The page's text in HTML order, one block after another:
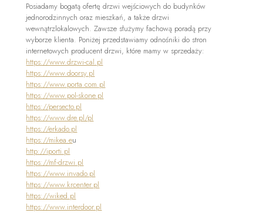
Posiadamy bogatą ofertę drzwi wejściowych do budynków
jednorodzinnych oraz mieszkań, a także drzwi
wewnątrzlokalowych. Zawsze służymy fachową poradą przy
wyborze klienta. Poniżej przedstawiamy odnośniki do stron
internetowych producent drzwi, które mamy w sprzedaży:
https://www.drzwi-cal.pl
https://www.doorsy.pl
https://www.porta.com.pl
https://www.pol-skone.pl
https://persecto.pl
https://www.dre.pl/pl
https://erkado.pl
https://mikea.eu
http://iporti.pl
https://mf-drzwi.pl
https://www.invado.pl
https://www.krcenter.pl
https://wiked.pl
https://www.interdoor.pl